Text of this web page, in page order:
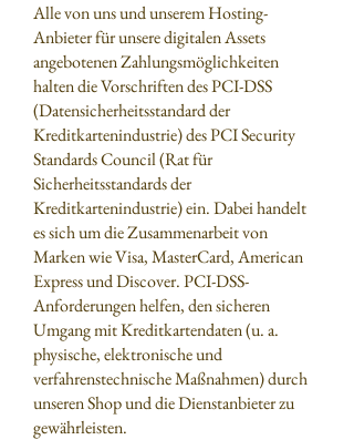
Alle von uns und unserem Hosting-
Anbieter für unsere digitalen Assets
angebotenen Zahlungsmöglichkeiten
halten die Vorschriften des PCI-DSS
(Datensicherheitsstandard der
Kreditkartenindustrie) des PCI Security
Standards Council (Rat für
Sicherheitsstandards der
Kreditkartenindustrie) ein. Dabei handelt
es sich um die Zusammenarbeit von
Marken wie Visa, MasterCard, American
Express und Discover. PCI-DSS-
Anforderungen helfen, den sicheren
Umgang mit Kreditkartendaten (u. a.
physische, elektronische und
verfahrenstechnische Maßnahmen) durch
unseren Shop und die Dienstanbieter zu
gewährleisten.